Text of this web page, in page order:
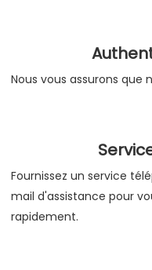
Nous vous assurons que
Fournissez un service
mail d'assistance pour
rapidement.